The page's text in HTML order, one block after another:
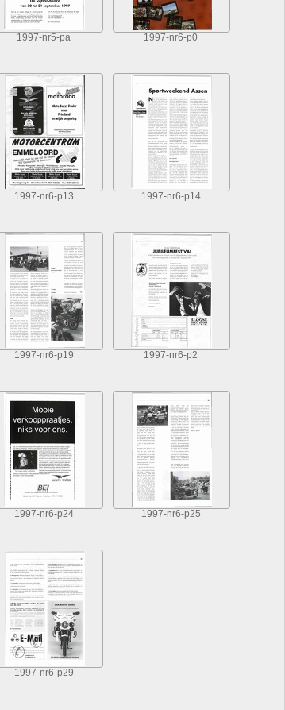
1997-nr5-pa 1997-nr6-p0
1997-nr6-p13 1997-nr6-p14
1997-nr6-p19 1997-nr6-p2
1997-nr6-p24 1997-nr6-p25
1997-nr6-p29